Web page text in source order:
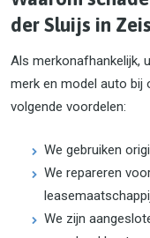
der Sluijs in
Als merkonafhankelijk,
merk en model auto bij
volgende voordelen:
We gebruiken
We repareren
We zijn